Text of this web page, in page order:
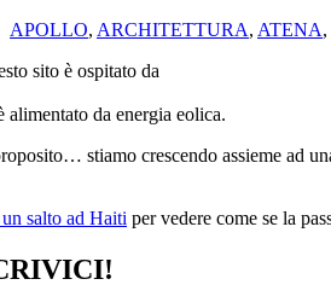
APOLLO, ARCHITETTURA, ATENA,
sito è ospitato da
alimentato da energia eolica.
stiamo crescendo assieme ad
salto ad Haiti per vedere come se la